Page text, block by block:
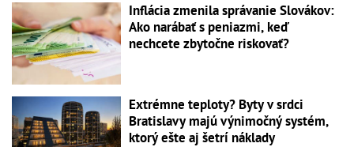
Inflácia zmenila správanie Slovákov:
Ako narábať s peniazmi, keď
nechcete zbytočne riskovať?
Extrémne teploty? Byty v srdci
Bratislavy majú výnimočný systém,
ktorý ešte aj šetrí náklady